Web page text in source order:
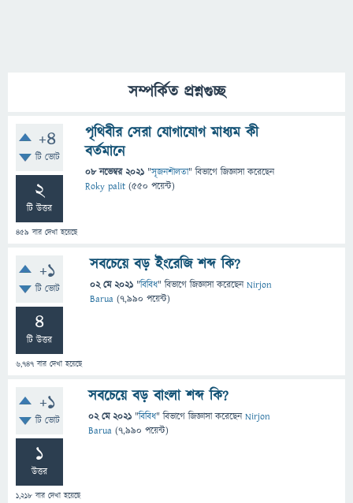
সম্পর্কিত প্রশ্নগুচ্ছ
+4
টি ভোট
2
টি উত্তর
459 বার দেখা হয়েছে
পৃথিবীর সেরা যোগাযোগ মাধ্যম কী
বর্তমানে
08 নভেম্বর 2021 "সৃজনশীলতা" বিভাগে জিজ্ঞাসাকরেছেন
Roky palit (550 পয়েন্ট)
+1
টি ভোট
4
টি উত্তর
6,747 বার দেখা হয়েছে
সবচেয়ে বড় ইংরেজি শব্দ কি?
02 মে 2021 "বিবিধ" বিভাগে জিজ্ঞাসাকরেছেনNirjon
Barua (7,990 পয়েন্ট)
+1
টি ভোট
1
উত্তর
1,218 বার দেখা হয়েছে
সবচেয়ে বড় বাংলা শব্দ কি?
02 মে 2021 "বিবিধ" বিভাগে জিজ্ঞাসাকরেছেনNirjon
Barua (7,990 পয়েন্ট)